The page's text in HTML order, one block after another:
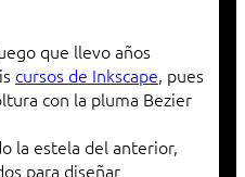
que llevo años
cursos de Inkscape, pues
con la pluma Bezier
la estela del anterior,
para diseñar